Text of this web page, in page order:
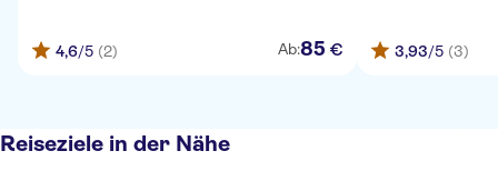
4,6/5 (2) Ab:85 € 3,93/5 (3)
Reiseziele in der Nähe